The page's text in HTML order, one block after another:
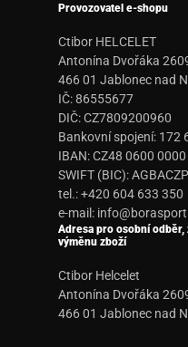
Provozovatel e-shopu
Ctibor HELCELET
Antonína Dvořáka
466 01 Jablonec nad
IČ: 86555677
DIČ: CZ7809200960
Bankovní spojení: 172
IBAN: CZ48 0600
SWIFT (BIC):
tel.: +420 604 633 350
e-mail:
Adresa pro osobní odběr,
výměnu zboží
Ctibor Helcelet
Antonína Dvořáka
466 01 Jablonec nad